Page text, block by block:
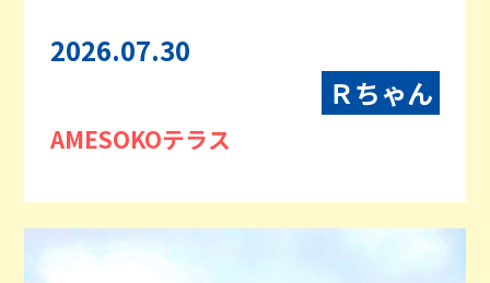
2026.07.30
Ｒちゃん
AMESOKOテラス